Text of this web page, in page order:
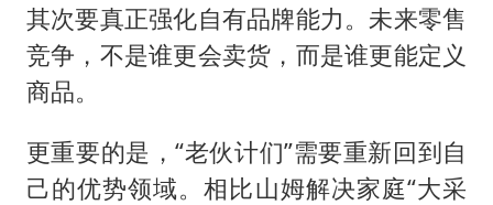
其次要真正强化自有品牌能力。未来零售
竞争，不是谁更会卖货，而是谁更能定义
商品。
更重要的是，“老伙计们”需要重新回到自
己的优势领域。相比山姆解决家庭“大采